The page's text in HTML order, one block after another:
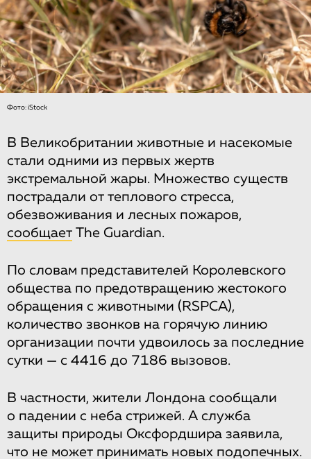
Фото: iStock
В Великобритании животные и насекомые
стали одними из первых жертв
экстремальной жары. Множество существ
пострадали от теплового стресса,
обезвоживания и лесных пожаров,
сообщает The Guardian.
По словам представителей Королевского
общества по предотвращению жестокого
обращения с животными (RSPCA),
количество звонков на горячую линию
организации почти удвоилось за последние
сутки — с 4416 до 7186 вызовов.
В частности, жители Лондона сообщали
о падении с неба стрижей. А служба
защиты природы Оксфордшира заявила,
что не может принимать новых подопечных.